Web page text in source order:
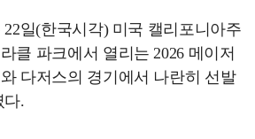
일(한국시각) 미국 캘리포니아주
클 파크에서 열리는 2026 메이저
다저스의 경기에서 나란히 선발
다.